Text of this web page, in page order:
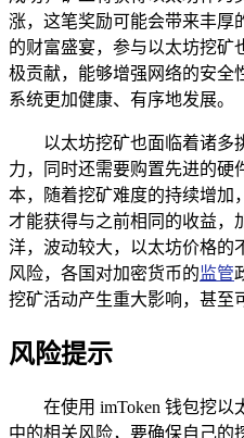
涨，这笔奖励可能会带来丰厚
的财富盛宴，参与以太坊挖矿
极贡献，能够增强网络的安全
系统更加健康、有序地发展。
以太坊挖矿也面临着诸多
力，同时还需要购置先进的硬
本，随着挖矿难度的持续增加
才能获得与之前相同的收益，
洋，波动较大，以太坊价格的
风险，各国对加密货币的监管
挖矿活动产生重大影响，甚至
风险提示
在使用 imToken 钱包挖
中的相关风险，要确保自己的